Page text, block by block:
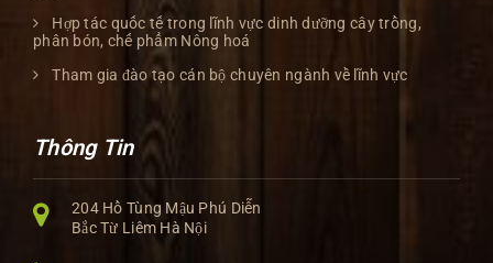
Hợp tác quốc tế trong lĩnh vực dinh dưỡng cây trồng,
phân bón, chế phẩm Nông hoá
Tham gia đào tạo cán bộ chuyên ngành về lĩnh vực
Thông Tin
204 Hồ Tùng Mậu Phú Diễn
Bắc Từ Liêm Hà Nội